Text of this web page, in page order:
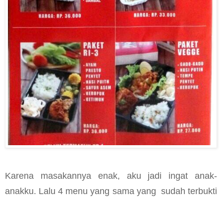
Karena masakannya enak, aku jadi ingat anak-
anakku. Lalu 4 menu yang sama yang sudah terbukti